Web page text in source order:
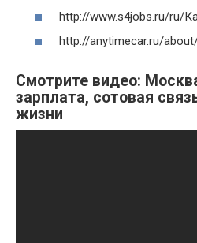
http://www.s4jobs.ru/ru/
http://anytimecar.ru/
Смотрите видео:
зарплата, сотовая
жизни